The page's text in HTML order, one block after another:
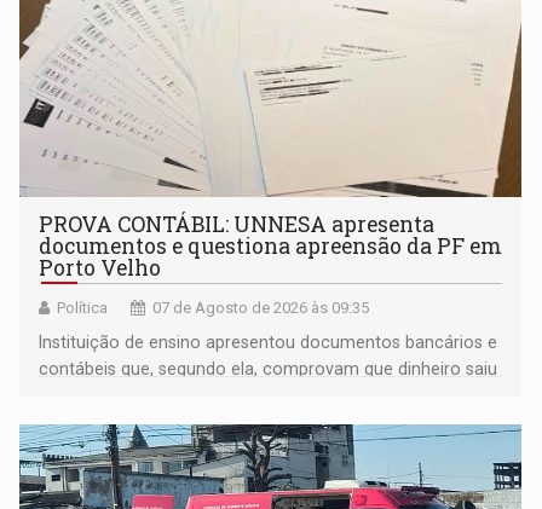
PROVA CONTÁBIL: UNNESA apresenta
documentos e questiona apreensão da PF em
Porto Velho
Política 07 de Agosto de 2026 às 09:35
Instituição de ensino apresentou documentos bancários e
contábeis que, segundo ela, comprovam que dinheiro saiu
apreendido quando já estava dentro da sede da entidade
— em pleno ano eleitoral em Rondônia